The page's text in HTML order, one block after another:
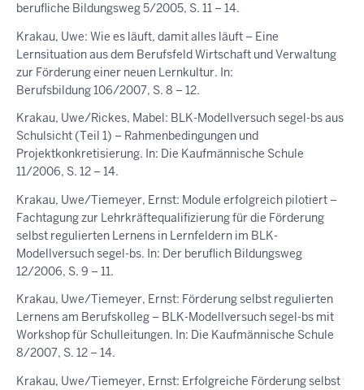
berufliche Bildungsweg 5/2005, S. 11 – 14.
Krakau, Uwe: Wie es läuft, damit alles läuft – Eine
Lernsituation aus dem Berufsfeld Wirtschaft und Verwaltung
zur Förderung einer neuen Lernkultur. In:
Berufsbildung 106/2007, S. 8 – 12.
Krakau, Uwe/Rickes, Mabel: BLK-Modellversuch segel-bs aus
Schulsicht (Teil 1) – Rahmenbedingungen und
Projektkonkretisierung. In: Die Kaufmännische Schule
11/2006, S. 12 – 14.
Krakau, Uwe/Tiemeyer, Ernst: Module erfolgreich pilotiert –
Fachtagung zur Lehrkräftequalifizierung für die Förderung
selbst regulierten Lernens in Lernfeldern im BLK-
Modellversuch segel-bs. In: Der beruflich Bildungsweg
12/2006, S. 9 – 11.
Krakau, Uwe/Tiemeyer, Ernst: Förderung selbst regulierten
Lernens am Berufskolleg – BLK-Modellversuch segel-bs mit
Workshop für Schulleitungen. In: Die Kaufmännische Schule
8/2007, S. 12 – 14.
Krakau, Uwe/Tiemeyer, Ernst: Erfolgreiche Förderung selbst